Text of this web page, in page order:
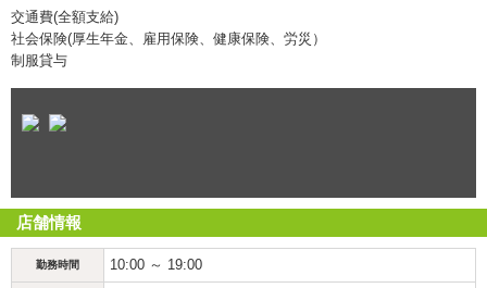
交通費(全額支給)
社会保険(厚生年金、雇用保険、健康保険、労災）
制服貸与
店舗情報
勤務時間 10:00 ～ 19:00